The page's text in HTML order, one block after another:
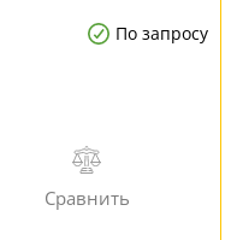
По запросу